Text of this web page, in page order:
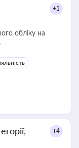
+1
обліку на
+4